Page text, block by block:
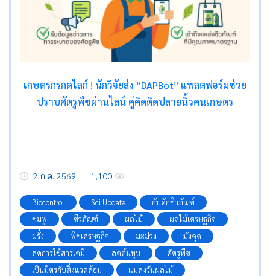
เกษตรกรกดไลก์ ! นักวิจัยส่ง “DAPBot” แพลตฟอร์มช่วย
ปราบศัตรูพืชผ่านไลน์ คู่คิดติดปลายนิ้วคนเกษตร
2 ก.ค. 2569 1,100
Biocontrol Sci Update
กับดักชีวภัณฑ์
ชมพู่
ชีวภัณฑ์ ผลไม้
ผลไม้เศรษฐกิจ
ฝรั่ง
พืชเศรษฐกิจ มะม่วง
มังคุด
ลดการใช้สารเคมี
ลดต้นทุน
ศัตรูพืช
เป็นมิตรกับสิ่งแวดล้อม
แมลงวันผลไม้